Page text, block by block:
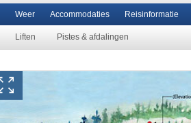
Liften Pistes & afdalingen
Weer Accommodaties Reisinformatie